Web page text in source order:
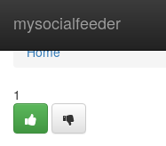
mysocialfeeder
Home
Home
1